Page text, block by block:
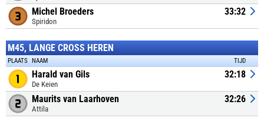
Michel Broeders
Spiridon
33:32
M45, LANGE CROSS HEREN
PLAATS NAAM TIJD
Harald van Gils
De Keien
32:18
Maurits van Laarhoven
Attila
32:26